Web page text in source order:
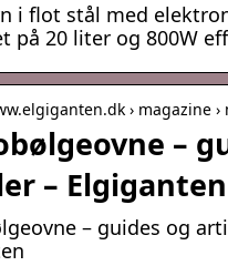
i flot stål med
på 20 liter og 800W
› magazine ›
–
– Elgiganten
– guides og